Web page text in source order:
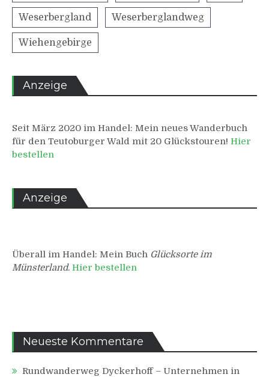
Weserbergland Weserberglandweg
Wiehengebirge
Anzeige
Seit März 2020 im Handel: Mein neues Wanderbuch
für den Teutoburger Wald mit 20 Glückstouren! Hier
bestellen
Anzeige
Überall im Handel: Mein Buch Glücksorte im
Münsterland. Hier bestellen
Neueste Kommentare
Rundwanderweg Dyckerhoff – Unternehmen in